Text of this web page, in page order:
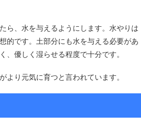
ら、水を与えるようにします。水やりは
的です。土部分にも水を与える必要があ
、優しく湿らせる程度で十分です。
り元気に育つと言われています。